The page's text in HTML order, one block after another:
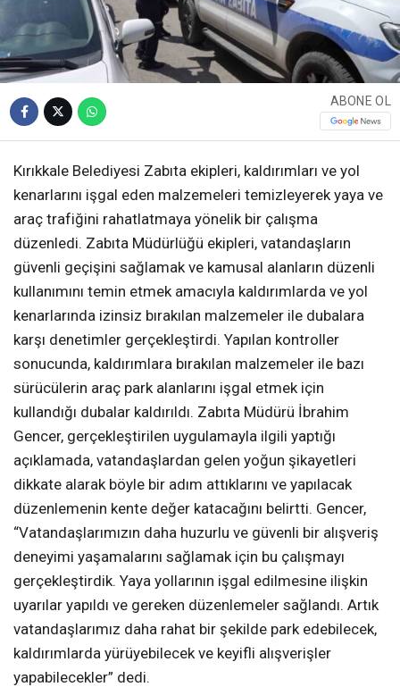
ABONE OL
Kırıkkale Belediyesi Zabıta ekipleri, kaldırımları ve yol
kenarlarını işgal eden malzemeleri temizleyerek yaya ve
araç trafiğini rahatlatmaya yönelik bir çalışma
düzenledi. Zabıta Müdürlüğü ekipleri, vatandaşların
güvenli geçişini sağlamak ve kamusal alanların düzenli
kullanımını temin etmek amacıyla kaldırımlarda ve yol
kenarlarında izinsiz bırakılan malzemeler ile dubalara
karşı denetimler gerçekleştirdi. Yapılan kontroller
sonucunda, kaldırımlara bırakılan malzemeler ile bazı
sürücülerin araç park alanlarını işgal etmek için
kullandığı dubalar kaldırıldı. Zabıta Müdürü İbrahim
Gencer, gerçekleştirilen uygulamayla ilgili yaptığı
açıklamada, vatandaşlardan gelen yoğun şikayetleri
dikkate alarak böyle bir adım attıklarını ve yapılacak
düzenlemenin kente değer katacağını belirtti. Gencer,
“Vatandaşlarımızın daha huzurlu ve güvenli bir alışveriş
deneyimi yaşamalarını sağlamak için bu çalışmayı
gerçekleştirdik. Yaya yollarının işgal edilmesine ilişkin
uyarılar yapıldı ve gereken düzenlemeler sağlandı. Artık
vatandaşlarımız daha rahat bir şekilde park edebilecek,
kaldırımlarda yürüyebilecek ve keyifli alışverişler
yapabilecekler” dedi.